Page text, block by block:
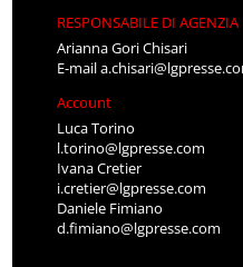
RESPONSABILE DI AGENZIA
Arianna Gori Chisari
E-mail
Account
Luca Torino
l.torino@lgpresse.com
Ivana Cretier
i.cretier@lgpresse.com
Daniele Fimiano
d.fimiano@lgpresse.com